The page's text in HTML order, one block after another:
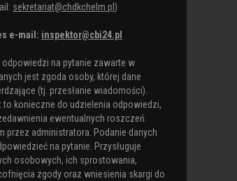
sekretariat@chdkchelm.pl )
e-mail: inspektor@cbi24.pl
odpowiedzi na pytanie zawarte w
jest zgoda osoby, której dane
(tj. przesłanie wiadomości).
to konieczne do udzielenia odpowiedzi,
ewentualnych roszczeń.
przez administratora. Podanie danych
na pytanie. Przysługuje
osobowych, ich sprostowania,
zgody oraz wniesienia skargi do